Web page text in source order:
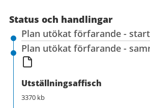
Status och handlingar
Plan utökat förfarande -
Plan utökat förfarande -
Utställningsaffisch
3370 kb